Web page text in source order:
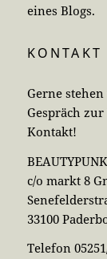
eines Blogs.
KONTAKT
Gerne
Gespräch
Kontakt!
c/o markt 8
33100
Telefon